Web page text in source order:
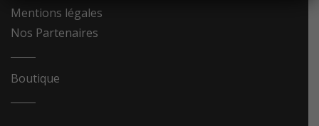
Mentions légales
Nos Partenaires
Boutique